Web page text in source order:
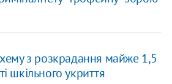
з розкрадання майже 1,5
шкільного укриття